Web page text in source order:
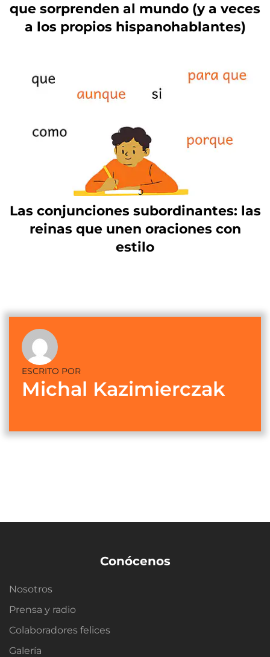
que sorprenden al mundo (y a veces
a los propios hispanohablantes)
Las conjunciones subordinantes: las
reinas que unen oraciones con
estilo
ESCRITO POR
Michal Kazimierczak
Conócenos
Nosotros
Prensa y radio
Colaboradores felices
Galería